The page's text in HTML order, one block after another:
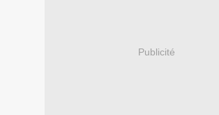
Publicité